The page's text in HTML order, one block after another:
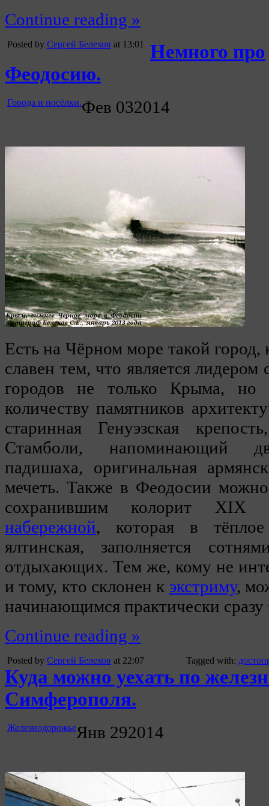
Continue reading »
Posted by Сергей Белехов at 13:01
Немного про
Феодосию.
Города и посёлки.Фев 032014
Есть на Чёрном море такой
славен тем, что является
городов не только Крыма,
количеству памятников
старинная Генуэзская
Стамболи, напоминающий
падишаха, оригинальная
мечеть. Также в Феодосии
сохранившим колорит XIX
набережной, которая в
ялтинская, заполняется
отдыхающих. Тем же, кому не
и тому, кто склонен к экстриму,
начинающимся практически сразу
Continue reading »
Posted by Сергей Белехов at 22:07 Tagged with:
Куда можно уехать по
Симферополя.
ЖелезнодорожьеЯнв 292014